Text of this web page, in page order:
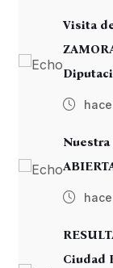
Visita
Nuestra
Ciudad